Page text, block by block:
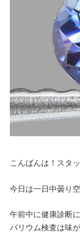
こんばんは！スタ
今日は一日中曇り
午前中に健康診断
バリウム検査は味